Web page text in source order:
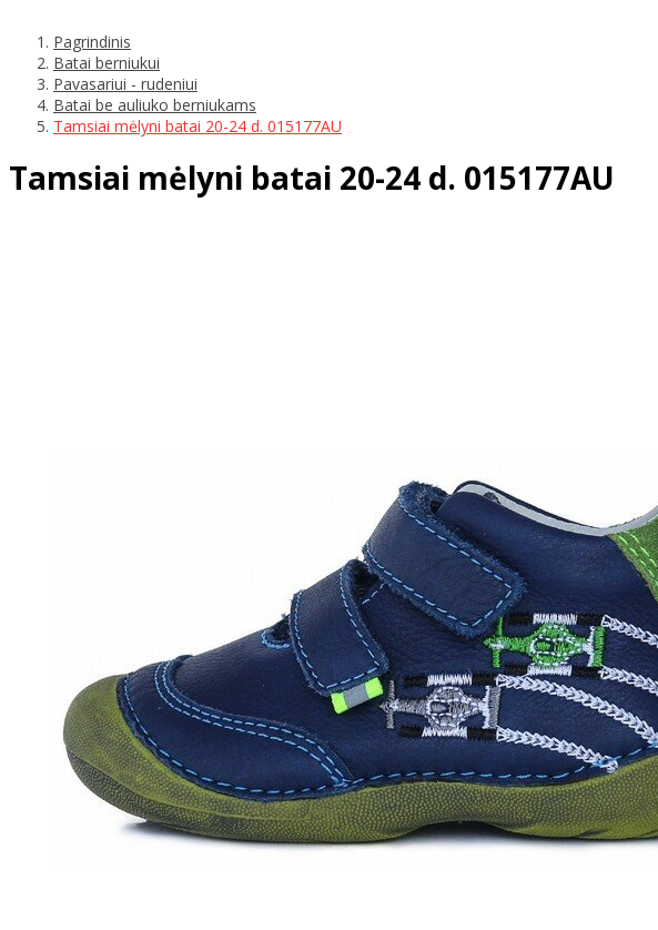
Pagrindinis
Batai berniukui
Pavasariui - rudeniui
Batai be auliuko berniukams
Tamsiai mėlyni batai 20-24 d. 015177AU
Tamsiai mėlyni batai 20-24 d. 015177AU